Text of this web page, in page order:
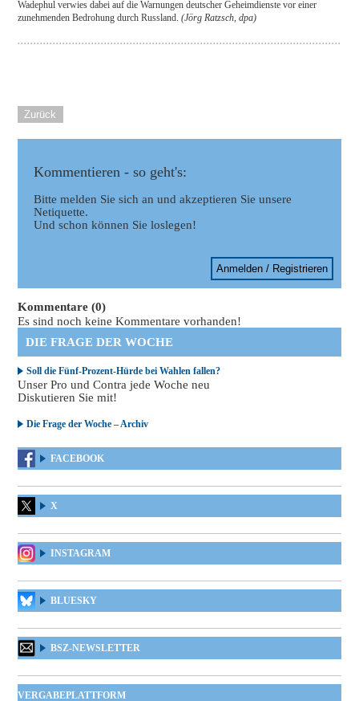
Wadephul verwies dabei auf die Warnungen deutscher Geheimdienste vor einer
zunehmenden Bedrohung durch Russland. (Jörg Ratzsch, dpa)
Zurück
Kommentieren - so geht's:
Bitte melden Sie sich an und akzeptieren Sie unsere
Netiquette.
Und schon können Sie loslegen!
Anmelden / Registrieren
Kommentare (0)
Es sind noch keine Kommentare vorhanden!
DIE FRAGE DER WOCHE
Soll die Fünf-Prozent-Hürde bei Wahlen fallen?
Unser Pro und Contra jede Woche neu
Diskutieren Sie mit!
Die Frage der Woche – Archiv
FACEBOOK
X
INSTAGRAM
BLUESKY
BSZ-NEWSLETTER
VERGABEPLATTFORM